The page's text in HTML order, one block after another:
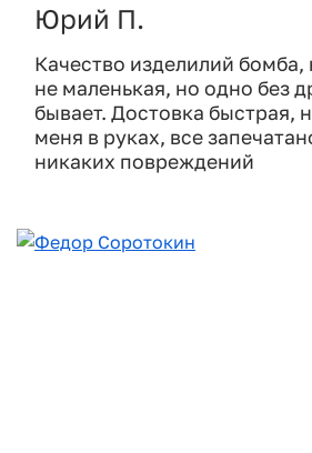
Юрий П.
Качество изделилий бомба,
не маленькая, но одно без
бывает. Достовка быстрая,
меня в руках, все
никаких повреждений